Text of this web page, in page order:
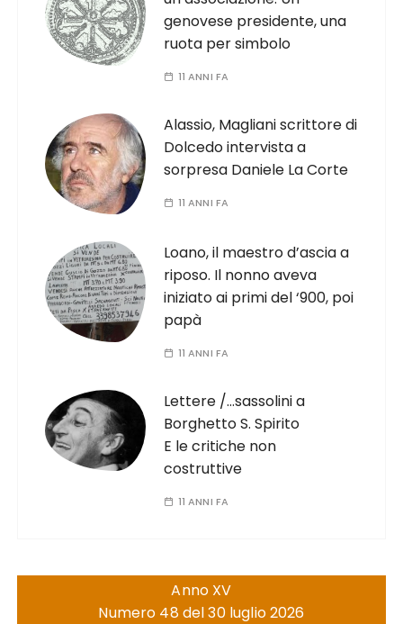
genovese presidente, una
ruota per simbolo
11 ANNI FA
Alassio, Magliani scrittore di
Dolcedo intervista a
sorpresa Daniele La Corte
11 ANNI FA
Loano, il maestro d’ascia a
riposo. Il nonno aveva
iniziato ai primi del ‘900, poi
papà
11 ANNI FA
Lettere /…sassolini a
Borghetto S. Spirito
E le critiche non
costruttive
11 ANNI FA
Anno XV
Numero 48 del 30 luglio 2026